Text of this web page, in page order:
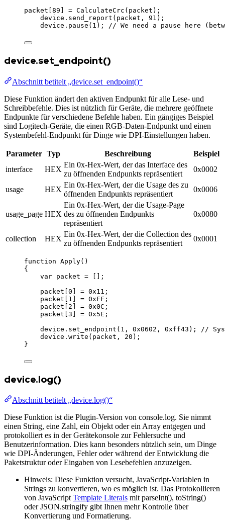
packet 89 = CalculateCrc ( packet );
device . send_report ( packet , 91 );
device . pause ( 1 ); // We need a pause here
device.set_endpoint()
Abschnitt betitelt „device.set_endpoint()“
Diese Funktion ändert den aktiven Endpunkt für alle Lese- und
Schreibbefehle. Dies ist nützlich für Geräte, die mehrere geöffnete
Endpunkte für verschiedene Befehle haben. Ein gängiges Beispiel
sind Logitech-Geräte, die einen RGB-Daten-Endpunkt und einen
Systembefehl-Endpunkt für Dinge wie DPI-Einstellungen haben.
Parameter Typ Beschreibung
Beispiel
interface
HEX
Ein 0x-Hex-Wert, der das Interface des
zu öffnenden Endpunkts repräsentiert
0x0002
usage HEX
Ein 0x-Hex-Wert, der die Usage des zu
öffnenden Endpunkts repräsentiert
0x0006
usage_page HEX
Ein 0x-Hex-Wert, der die Usage-Page
des zu öffnenden Endpunkts
repräsentiert
0x0080
collection HEX
Ein 0x-Hex-Wert, der die Collection des
zu öffnenden Endpunkts repräsentiert
0x0001
function Apply()
{
var packet = [];
packet 0 = 0x11 ;
packet
1 = 0xFF ;
packet
2 = 0x0C ;
packet 3 = 0x5E ;
device . set_endpoint ( 1 , 0x0602 , 0xff43 );
//
device . write ( packet , 20 );
}
device.log()
Abschnitt betitelt „device.log()“
Diese Funktion ist die Plugin-Version von console.log. Sie nimmt
einen String, eine Zahl, ein Objekt oder ein Array entgegen und
protokolliert es in der Gerätekonsole zur Fehlersuche und
Benutzerinformation. Dies kann besonders nützlich sein, um Dinge
wie DPI-Änderungen, Fehler oder während der Entwicklung die
Paketstruktur oder Eingaben von Lesebefehlen anzuzeigen.
Hinweis: Diese Funktion versucht, JavaScript-Variablen in
Strings zu konvertieren, wo es möglich ist. Das Protokollieren
von JavaScript Template Literals mit parseInt(), toString()
oder JSON.stringify gibt Ihnen mehr Kontrolle über
Konvertierung und Formatierung.